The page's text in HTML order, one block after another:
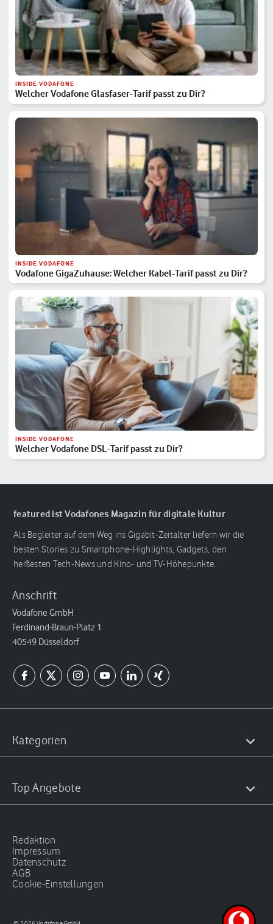
INSIDE VODAFONE
Welcher Vodafone Glasfaser-Tarif passt zu Dir?
INSIDE VODAFONE
Vodafone GigaZuhause: Welcher Kabel-Tarif passt zu Dir?
INSIDE VODAFONE
Welcher Vodafone DSL-Tarif passt zu Dir?
featured ist Vodafones Magazin für digitale Kultur
Als Begleiter auf dem Weg ins Gigabit-Zeitalter liefern wir die
besten Stories zu Smartphone-Highlights, Gadgets, den
heißesten Tech-News und Kino- und TV-Höhepunkte.
Anschrift
Vodafone GmbH
Ferdinand-Braun-Platz 1
40549 Düsseldorf
Kategorien
Top Angebote
Redaktion
Impressum
Datenschutz
AGB
Cookie-Einstellungen